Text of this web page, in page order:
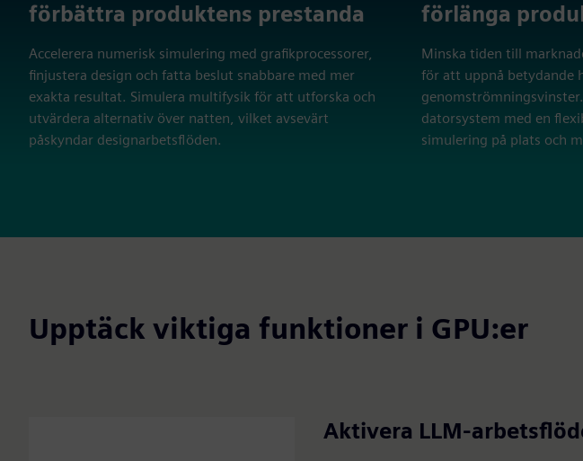
förbättra produktens prestanda
Accelerera numerisk simulering med grafikprocessorer,
finjustera design och fatta beslut snabbare med mer
exakta resultat. Simulera multifysik för att utforska och
utvärdera alternativ över natten, vilket avsevärt
påskyndar designarbetsflöden.
förlänga
Minska tiden till
för att uppnå betydande
datorsystem med en
simulering på plats och
Upptäck viktiga funktioner i GPU:er
Aktivera LLM-